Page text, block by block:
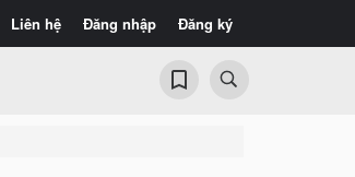
Liên hệ Đăng nhập Đăng ký